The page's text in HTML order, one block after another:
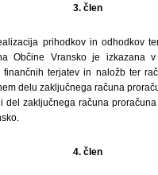
3. člen
prihodkov in odhodkov
Občine Vransko je izkazana
finančnih terjatev in naložb ter
delu zaključnega računa
del zaključnega računa
4. člen